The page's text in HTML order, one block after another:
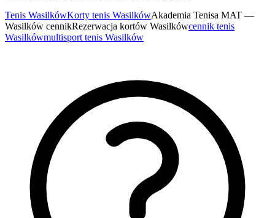
Tenis WasilkówKorty tenis WasilkówAkademia Tenisa MAT —
Wasilków cennikRezerwacja kortów Wasilkówcennik tenis
Wasilkówmultisport tenis Wasilków